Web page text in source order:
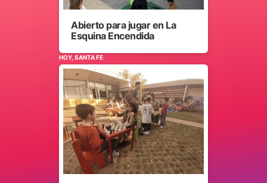
Abierto para jugar en La
Esquina Encendida
HOY, SANTA FE